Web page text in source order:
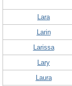
Lara
Larin
Larissa
Lary
Laura